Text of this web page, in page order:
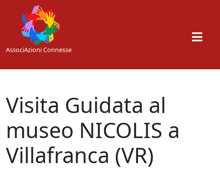
Skip to main content
AssociAzioni Connesse
Visita Guidata al
museo NICOLIS a
Villafranca (VR)